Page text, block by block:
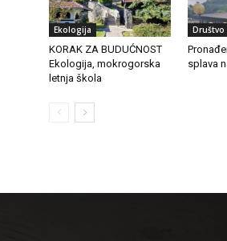
Ekologija
KORAK ZA BUDUĆNOST
Ekologija, mokrogorska
letnja škola
Društvo
splava